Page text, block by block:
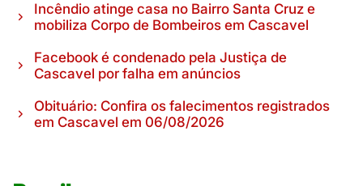
Incêndio atinge casa no Bairro Santa Cruz e
mobiliza Corpo de Bombeiros em Cascavel
Facebook é condenado pela Justiça de
Cascavel por falha em anúncios
Obituário: Confira os falecimentos registrados
em Cascavel em 06/08/2026